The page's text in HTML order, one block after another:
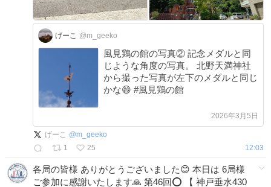
げーこ @m_geeko
風見鶏の館の写真② 記念メダルと同
じような角度の写真。 北野天満神社
から撮った写真が左下のメダルと同じ
かな😄 #風見鶏の館
2026年3月5日
げーこ @m_geeko
1
25 12:03
各局の皆様 ありがとうございました😊 本日は 6局様
ご参加に感謝いたします🙏 第46回⭕️ 【 神戸垂水430